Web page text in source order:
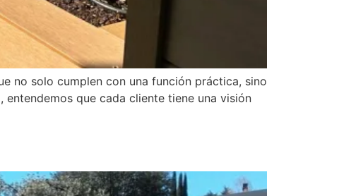
no solo cumplen con una función práctica, sino
que cada cliente tiene una visión